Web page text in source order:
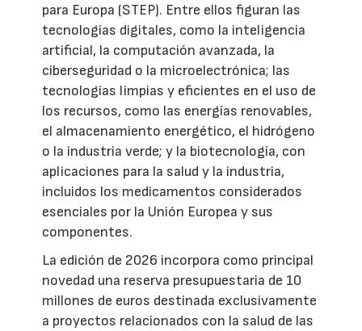
para Europa (STEP). Entre ellos figuran las
tecnologías digitales, como la inteligencia
artificial, la computación avanzada, la
ciberseguridad o la microelectrónica; las
tecnologías limpias y eficientes en el uso de
los recursos, como las energías renovables,
el almacenamiento energético, el hidrógeno
o la industria verde; y la biotecnología, con
aplicaciones para la salud y la industria,
incluidos los medicamentos considerados
esenciales por la Unión Europea y sus
componentes.
La edición de 2026 incorpora como principal
novedad una reserva presupuestaria de 10
millones de euros destinada exclusivamente
a proyectos relacionados con la salud de las